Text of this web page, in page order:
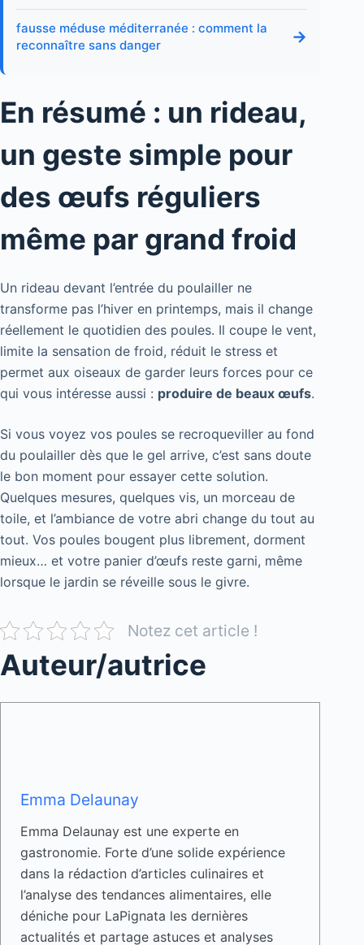
fausse méduse méditerranée : comment la
reconnaître sans danger
→
En résumé : un rideau,
un geste simple pour
des œufs réguliers
même par grand froid
Un rideau devant l’entrée du poulailler ne
transforme pas l’hiver en printemps, mais il change
réellement le quotidien des poules. Il coupe le vent,
limite la sensation de froid, réduit le stress et
permet aux oiseaux de garder leurs forces pour ce
qui vous intéresse aussi : produire de beaux œufs.
Si vous voyez vos poules se recroqueviller au fond
du poulailler dès que le gel arrive, c’est sans doute
le bon moment pour essayer cette solution.
Quelques mesures, quelques vis, un morceau de
toile, et l’ambiance de votre abri change du tout au
tout. Vos poules bougent plus librement, dorment
mieux… et votre panier d’œufs reste garni, même
lorsque le jardin se réveille sous le givre.
Notez cet article !
Auteur/autrice
Emma Delaunay
Emma Delaunay est une experte en
gastronomie. Forte d’une solide expérience
dans la rédaction d’articles culinaires et
l’analyse des tendances alimentaires, elle
déniche pour LaPignata les dernières
actualités et partage astuces et analyses